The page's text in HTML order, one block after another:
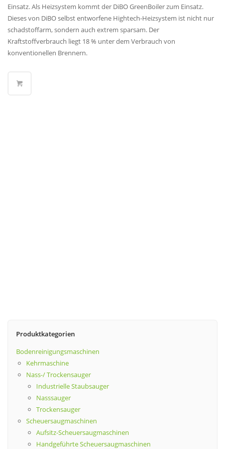
Einsatz. Als Heizsystem kommt der DiBO GreenBoiler zum Einsatz.
Dieses von DiBO selbst entworfene Hightech-Heizsystem ist nicht nur
schadstoffarm, sondern auch extrem sparsam. Der
Kraftstoffverbrauch liegt 18 % unter dem Verbrauch von
konventionellen Brennern.
Produktkategorien
Bodenreinigungsmaschinen
Kehrmaschine
Nass-/ Trockensauger
Industrielle Staubsauger
Nasssauger
Trockensauger
Scheuersaugmaschinen
Aufsitz-Scheuersaugmaschinen
Handgeführte Scheuersaugmaschinen